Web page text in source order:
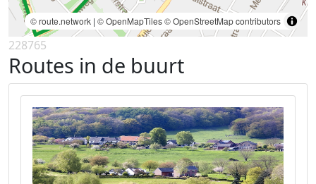
© route.network | © OpenMapTiles© OpenStreetMap contributors
228765
Routes in de buurt